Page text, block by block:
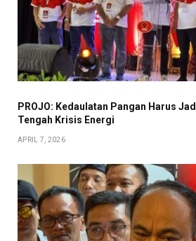
PROJO: Kedaulatan Pangan Harus
Tengah Krisis Energi
APRIL 7, 2026